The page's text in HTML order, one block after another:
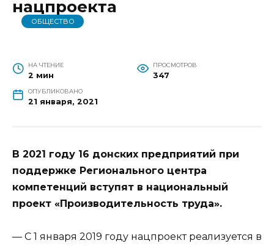
нацпроекта
ОБЩЕСТВО
НА ЧТЕНИЕ
2 мин
ПРОСМОТРОВ
347
ОПУБЛИКОВАНО
21 января, 2021
В 2021 году 16 донских предприятий при
поддержке Регионального центра
компетенций вступят в национальный
проект «Производительность труда».
— С 1 января 2019 году нацпроект реализуется в